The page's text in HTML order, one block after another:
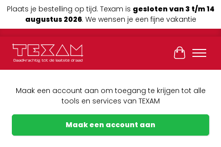
Plaats je bestelling op tijd. Texam is gesloten van 3 t/m 14
augustus 2026. We wensen je een fijne vakantie
Maak een account aan om toegang te krijgen tot alle
tools en services van TEXAM
Maak een account aan